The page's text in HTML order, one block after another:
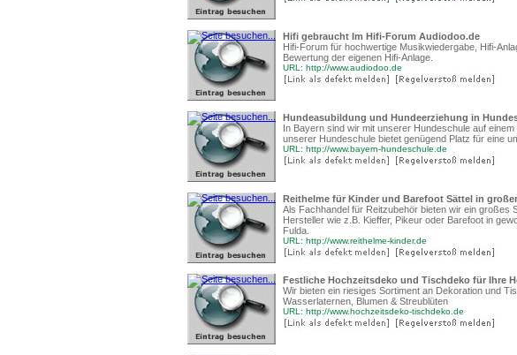
Hifi gebraucht Im Hifi-Forum Audiodoo.de
Hifi-Forum für hochwertige Musikwiedergabe, Hifi-
Bewertung der eigenen Hifi-Anlage.
URL: http://www.audiodoo.de
Hundeasubildung und Hundeerziehung in
In Bayern sind wir mit unserer Hundeschule auf
unserer Hundeschule bietet genügend Platz für eine
URL: http://www.bayern-hundeschule.de
Reithelme für Kinder und Barefoot Sättel in
Als Fachhandel für Reitzubehör bieten wir ein großes
Hersteller wie z.B. Kieffer, Pikeur oder Barefoot in
Fulda.
URL: http://www.reithelme-kinder.de
Festliche Hochzeitsdeko und Tischdeko für Ihre
Wir bieten ein riesiges Sortiment an Dekoration und
Wasserlaternen, Blumen & Streublüten
URL: http://www.hochzeitsdeko-tischdeko.de